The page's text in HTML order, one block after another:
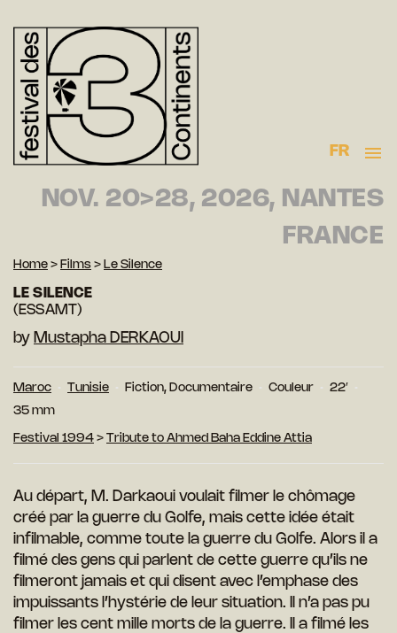
FR
NOV. 20>28, 2026, NANTES
FRANCE
Home > Films > Le Silence
LE SILENCE
(ESSAMT)
by Mustapha DERKAOUI
Maroc Tunisie Fiction, Documentaire Couleur
22′
35 mm
Festival 1994 > Tribute to Ahmed Baha Eddine Attia
Au départ, M. Darkaoui voulait filmer le chômage
créé par la guerre du Golfe, mais cette idée était
infilmable, comme toute la guerre du Golfe. Alors il a
filmé des gens qui parlent de cette guerre qu’ils ne
filmeront jamais et qui disent avec l’emphase des
impuissants l’hystérie de leur situation. Il n’a pas pu
filmer les cent mille morts de la guerre. Il a filmé les